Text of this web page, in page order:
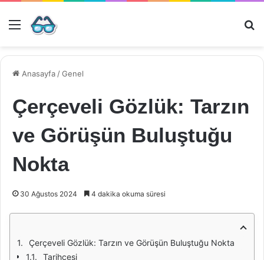
Menü
Anasayfa /Genel
Çerçeveli Gözlük: Tarzın
ve Görüşün Buluştuğu
Nokta
30 Ağustos 2024 4 dakika okuma süresi
Çerçeveli Gözlük: Tarzın ve Görüşün Buluştuğu Nokta
Tarihçesi